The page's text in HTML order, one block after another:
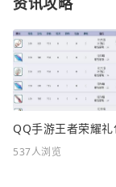
537人浏览